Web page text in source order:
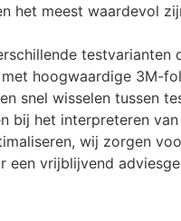
het meest waardevol
hoogwaardige 3M-
snel wisselen tussen
bij het interpreteren
wij zorgen
een vrijblijvend